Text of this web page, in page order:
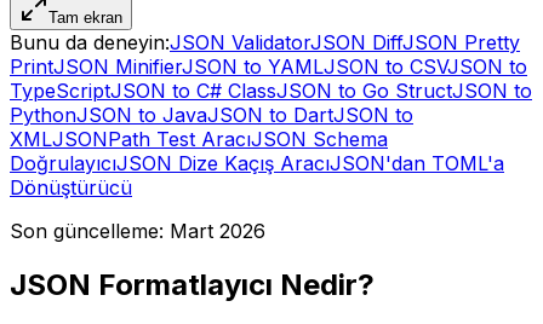
Tam ekran
Bunu da deneyin:JSON ValidatorJSON DiffJSON Pretty
PrintJSON MinifierJSON to YAMLJSON to CSVJSON to
TypeScriptJSON to C# ClassJSON to Go StructJSON to
PythonJSON to JavaJSON to DartJSON to
XMLJSONPath Test AracıJSON Schema
DoğrulayıcıJSON Dize Kaçış AracıJSON'dan TOML'a
Dönüştürücü
Son güncelleme: Mart 2026
JSON Formatlayıcı Nedir?